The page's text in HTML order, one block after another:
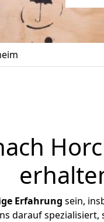
Erfahrung sein,
darauf